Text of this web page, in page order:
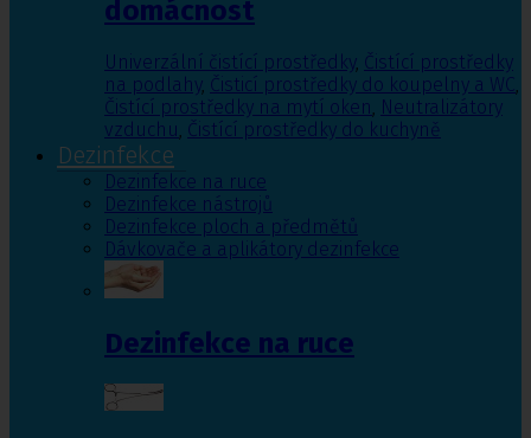
domácnost
Univerzální čistící prostředky, Čistící prostředky
na podlahy, Čisticí prostředky do koupelny a WC,
Čistící prostředky na mytí oken, Neutralizátory
vzduchu, Čistící prostředky do kuchyně
Dezinfekce
Dezinfekce na ruce
Dezinfekce nástrojů
Dezinfekce ploch a předmětů
Dávkovače a aplikátory dezinfekce
Dezinfekce na ruce